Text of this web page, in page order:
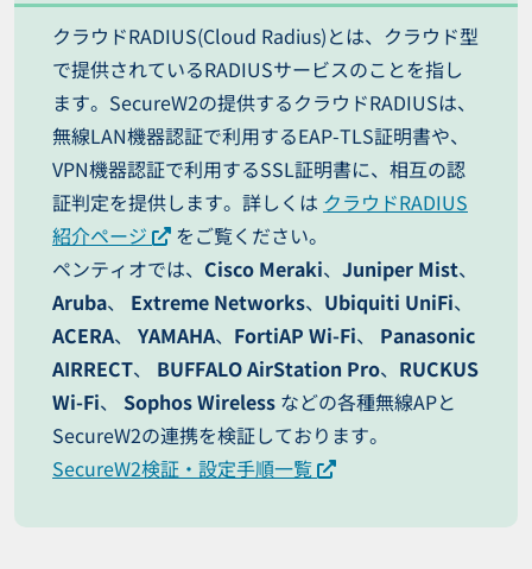
クラウドRADIUS(Cloud Radius)とは、クラウド型
で提供されているRADIUSサービスのことを指し
ます。SecureW2の提供するクラウドRADIUSは、
無線LAN機器認証で利用するEAP-TLS証明書や、
VPN機器認証で利用するSSL証明書に、相互の認
証判定を提供します。詳しくは クラウドRADIUS
紹介ページ
をご覧ください。
ペンティオでは、 Cisco Meraki、 Juniper Mist、
Aruba、 Extreme Networks、 Ubiquiti UniFi、
ACERA、 YAMAHA、 FortiAP Wi-Fi、 Panasonic
AIRRECT、 BUFFALO AirStation Pro、 RUCKUS
Wi-Fi、 Sophos Wireless などの各種無線APと
SecureW2の連携を検証しております。
SecureW2検証・設定手順一覧